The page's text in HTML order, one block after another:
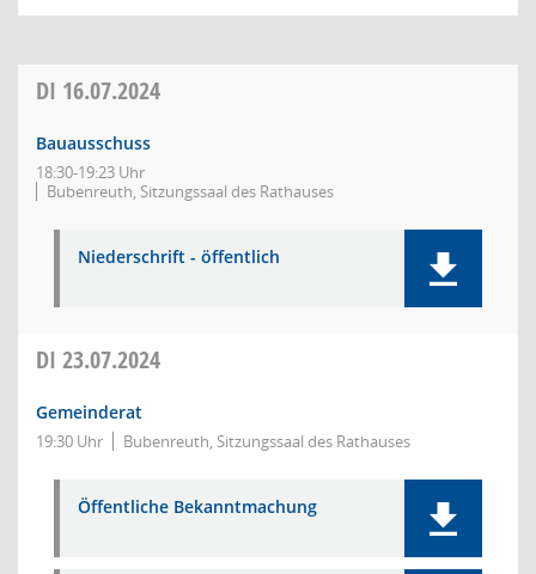
DI 16.07.2024
Bauausschuss
18:30-19:23 Uhr
Bubenreuth, Sitzungssaal des Rathauses
Niederschrift - öffentlich
DI 23.07.2024
Gemeinderat
19:30 Uhr Bubenreuth, Sitzungssaal des Rathauses
Öffentliche Bekanntmachung